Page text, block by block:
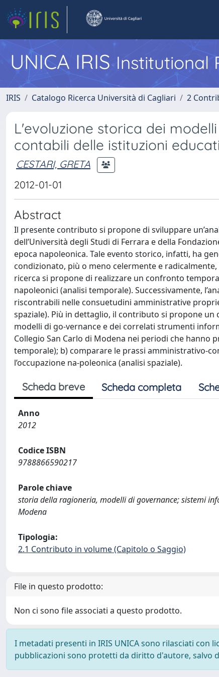
UNICA IRISInstitutional
IRIS Catalogo Ricerca Università di Cagliari 2
L'evoluzione storica dei
contabili delle istituzioni
CESTARI, GRETA
2012-01-01
Abstract
Il presente contributo si propone di sviluppare
dell’Università degli Studi di Ferrara e della
epoca napoleonica. Tale evento storico, infatti, ha
condizionato, più o meno celermente e
ricerca si propone di realizzare un confronto
napoleonici (analisi temporale). Successivamente,
riscontrabili nelle consuetudini amministrative
spaziale). Più in dettaglio, il contributo si propone un
modelli di go-vernance e dei correlati strumenti
Collegio San Carlo di Modena nei periodi che hanno
temporale); b) comparare le prassi amministrativo-
l’occupazione na-poleonica (analisi spaziale).
Scheda breve Scheda completa
Anno
2012
Codice ISBN
9788866590217
Parole chiave
storia della ragioneria, modelli di governance; sistemi
Modena
Tipologia:
2.1 Contributo in volume (Capitolo o Saggio)
File in questo prodotto:
Non ci sono file associati a questo prodotto.
I metadati presenti in IRIS UNICA sono rilasciati con
pubblicazioni sono protetti da diritto d'autore, salvo